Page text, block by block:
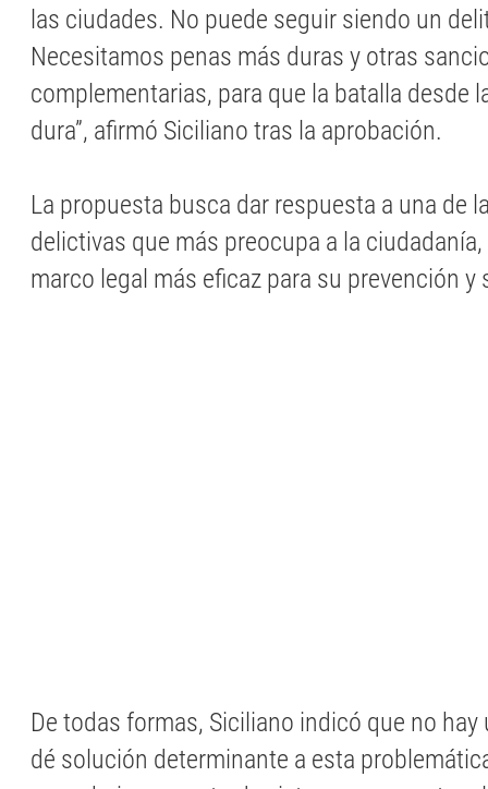
las ciudades. No puede seguir siendo un
Necesitamos penas más duras y otras
complementarias, para que la batalla desde
dura”, afirmó Siciliano tras la aprobación.
La propuesta busca dar respuesta a una de
delictivas que más preocupa a la
marco legal más eficaz para su prevención
De todas formas, Siciliano indicó que no hay
dé solución determinante a esta